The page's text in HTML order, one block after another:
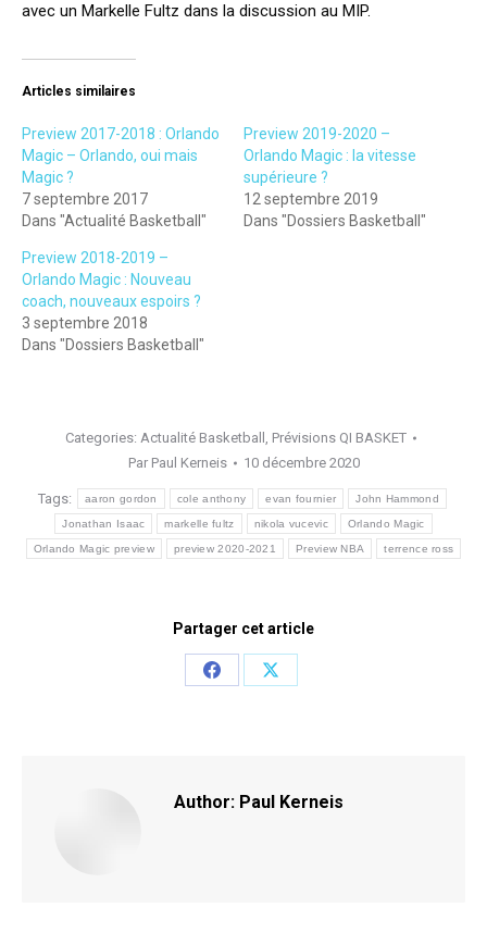
avec un Markelle Fultz dans la discussion au MIP.
Articles similaires
Preview 2017-2018 : Orlando
Magic – Orlando, oui mais
Magic ?
7 septembre 2017
Dans "Actualité Basketball"
Preview 2019-2020 –
Orlando Magic : la vitesse
supérieure ?
12 septembre 2019
Dans "Dossiers Basketball"
Preview 2018-2019 –
Orlando Magic : Nouveau
coach, nouveaux espoirs ?
3 septembre 2018
Dans "Dossiers Basketball"
Categories: Actualité Basketball , Prévisions QI BASKET
Par Paul Kerneis 10 décembre 2020
Tags: aaron gordon cole anthony evan fournier John Hammond
Jonathan Isaac markelle fultz nikola vucevic Orlando Magic
Orlando Magic preview preview 2020-2021 Preview NBA terrence ross
Partager cet article
Share
Share
Author: Paul Kerneis